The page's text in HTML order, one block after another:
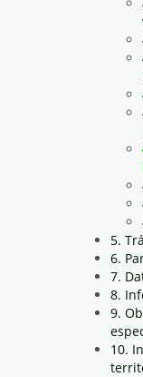
5.
6.
7.
8.
9.
10.